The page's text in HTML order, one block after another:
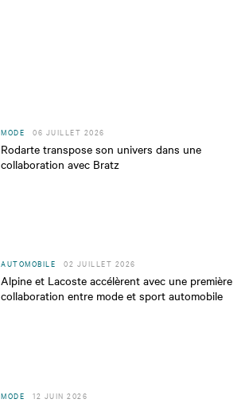
MODE 06 JUILLET 2026
Rodarte transpose son univers dans une
collaboration avec Bratz
AUTOMOBILE 02 JUILLET 2026
Alpine et Lacoste accélèrent avec une première
collaboration entre mode et sport automobile
MODE 12 JUIN 2026